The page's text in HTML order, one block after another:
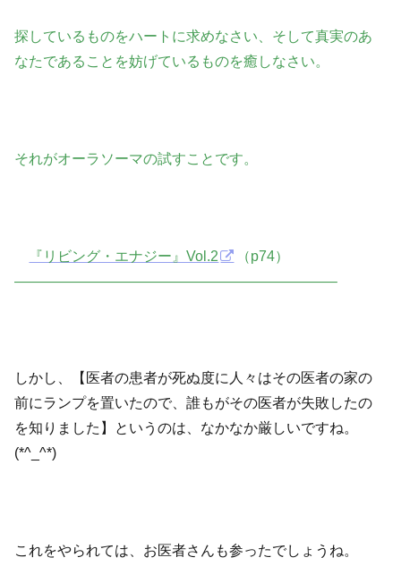
探しているものをハートに求めなさい、そして真実のあ
なたであることを妨げているものを癒しなさい。
それがオーラソーマの試すことです。
『リビング・エナジー』Vol.2
（p74）
——————————————————————–
しかし、【医者の患者が死ぬ度に人々はその医者の家の
前にランプを置いたので、誰もがその医者が失敗したの
を知りました】というのは、なかなか厳しいですね。
(*^_^*)
これをやられては、お医者さんも参ったでしょうね。